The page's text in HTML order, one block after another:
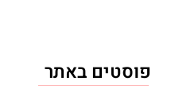
פוסטים באתר